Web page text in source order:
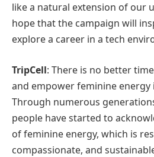
like a natural extension of our
hope that the campaign will
explore a career in a tech
TripCell: There is no better
and empower feminine energy
Through numerous
people have started to
of feminine energy, which is
compassionate, and